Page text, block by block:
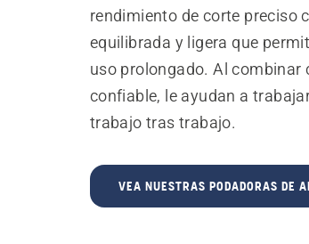
rendimiento de corte preciso
equilibrada y ligera que
uso prolongado. Al combinar
confiable, le ayudan a
trabajo tras trabajo.
VEA NUESTRAS PODADORAS DE